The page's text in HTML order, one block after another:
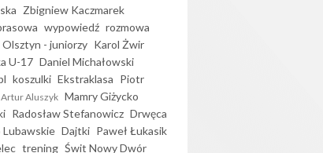
Zbigniew Kaczmarek
wypowiedź rozmowa
Olsztyn - juniorzy Karol Żwir
U-17 Daniel Michałowski
koszulki Ekstraklasa Piotr
Artur Aluszyk Mamry Giżycko
Radosław Stefanowicz Drwęca
Dajtki Paweł Łukasik
trening Świt Nowy Dwór